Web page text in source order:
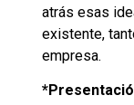
atrás esas
existente,
empresa.